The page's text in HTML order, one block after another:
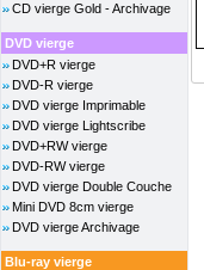
CD vierge Gold - Archivage
DVD vierge
DVD+R vierge
DVD-R vierge
DVD vierge Imprimable
DVD vierge Lightscribe
DVD+RW vierge
DVD-RW vierge
DVD vierge Double Couche
Mini DVD 8cm vierge
DVD vierge Archivage
Blu-ray vierge